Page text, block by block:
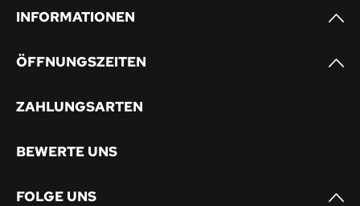
INFORMATIONEN
ÖFFNUNGSZEITEN
ZAHLUNGSARTEN
BEWERTE UNS
FOLGE UNS